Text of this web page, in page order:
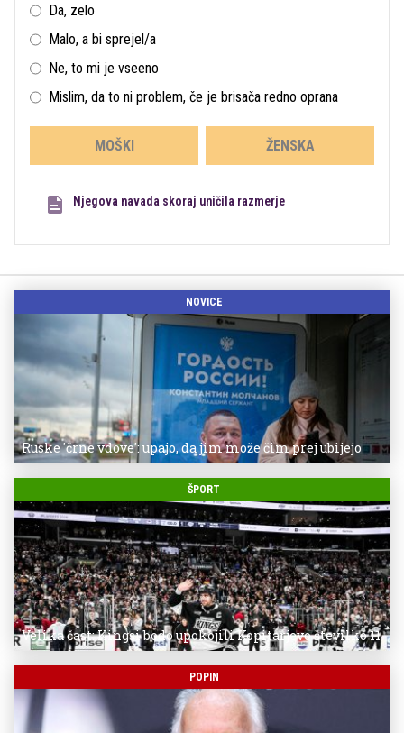
Da, zelo
Malo, a bi sprejel/a
Ne, to mi je vseeno
Mislim, da to ni problem, če je brisača redno oprana
MOŠKI ŽENSKA
Njegova navada skoraj uničila razmerje
NOVICE
Ruske 'črne vdove': upajo, da jim može čim prej ubijejo
ŠPORT
Velika čast: Kingsi bodo upokojili Kopitarjevo številko 11
POPIN